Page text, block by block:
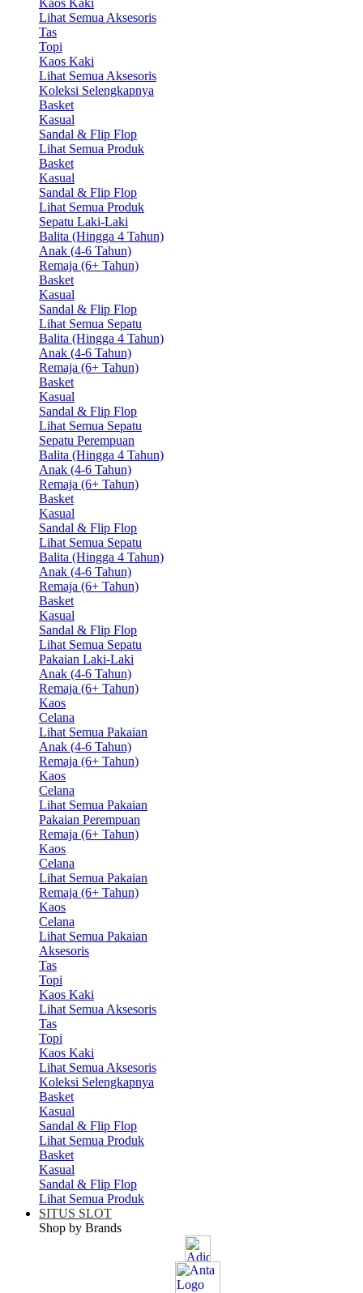
Lihat Semua Aksesoris
Tas
Topi
Kaos Kaki
Lihat Semua Aksesoris
Koleksi Selengkapnya
Basket
Kasual
Sandal & Flip Flop
Lihat Semua Produk
Basket
Kasual
Sandal & Flip Flop
Lihat Semua Produk
Sepatu Laki-Laki
Balita (Hingga 4 Tahun)
Anak (4-6 Tahun)
Remaja (6+ Tahun)
Basket
Kasual
Sandal & Flip Flop
Lihat Semua Sepatu
Balita (Hingga 4 Tahun)
Anak (4-6 Tahun)
Remaja (6+ Tahun)
Basket
Kasual
Sandal & Flip Flop
Lihat Semua Sepatu
Sepatu Perempuan
Balita (Hingga 4 Tahun)
Anak (4-6 Tahun)
Remaja (6+ Tahun)
Basket
Kasual
Sandal & Flip Flop
Lihat Semua Sepatu
Balita (Hingga 4 Tahun)
Anak (4-6 Tahun)
Remaja (6+ Tahun)
Basket
Kasual
Sandal & Flip Flop
Lihat Semua Sepatu
Pakaian Laki-Laki
Anak (4-6 Tahun)
Remaja (6+ Tahun)
Kaos
Celana
Lihat Semua Pakaian
Anak (4-6 Tahun)
Remaja (6+ Tahun)
Kaos
Celana
Lihat Semua Pakaian
Pakaian Perempuan
Remaja (6+ Tahun)
Kaos
Celana
Lihat Semua Pakaian
Remaja (6+ Tahun)
Kaos
Celana
Lihat Semua Pakaian
Aksesoris
Tas
Topi
Kaos Kaki
Lihat Semua Aksesoris
Tas
Topi
Kaos Kaki
Lihat Semua Aksesoris
Koleksi Selengkapnya
Basket
Kasual
Sandal & Flip Flop
Lihat Semua Produk
Basket
Kasual
Sandal & Flip Flop
Lihat Semua Produk
SITUS SLOT
Shop by Brands